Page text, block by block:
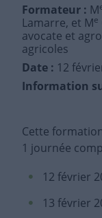
Formateur : M
Lamarre, et Me
avocate et
agricoles
Date : 12
Information
Cette
1 journée
12 février
13 février